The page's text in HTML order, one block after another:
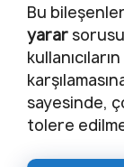
Bu
yarar
sayesinde,
tolere